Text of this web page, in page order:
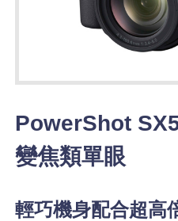
PowerShot
變焦類單眼
輕巧機身配合超高